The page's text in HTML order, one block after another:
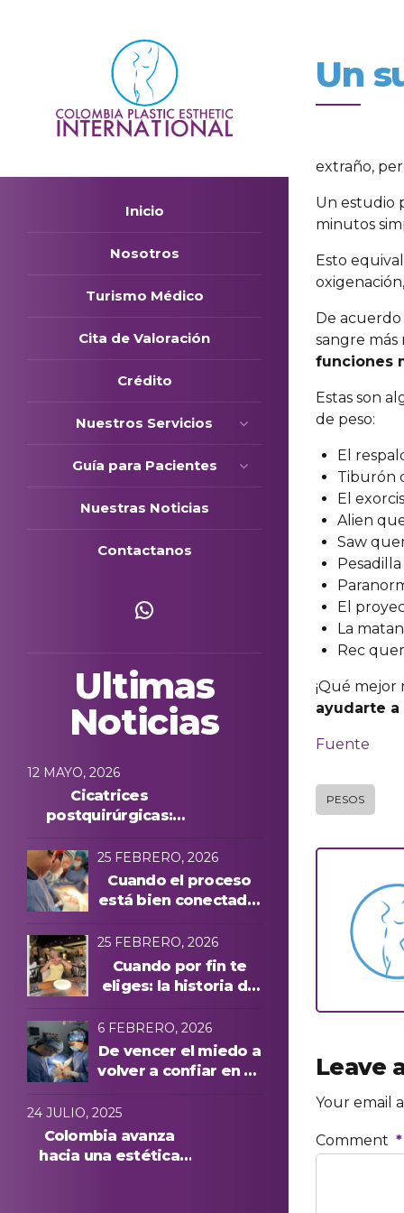
Ultimas
Noticias
12 MAYO, 2026
Cicatrices
postquirúrgicas:
protocolos láser
25 FEBRERO, 2026
Cuando el proceso
está bien conectado,
25 FEBRERO, 2026
Cuando por fin te
eliges: la historia de
experiencia cuidada
de principio a fin
6 FEBRERO, 2026
De vencer el miedo a
volver a confiar en su
internacional en
Medellín
24 JULIO, 2025
Colombia avanza
hacia una estética
Inicio
Nosotros
Turismo Médico
Cita de Valoración
Crédito
Nuestros Servicios
Guía para Pacientes
Nuestras Noticias
Contactanos
Un
extraño,
Un estudio
minutos
Esto
De
sangre
funciones
Estas son
de peso:
El
Tiburón
El
Alien
Saw
El
La
Rec
¡Qué mejor
ayudarte a
Fuente
PESOS
Leave
Your email
Comment *